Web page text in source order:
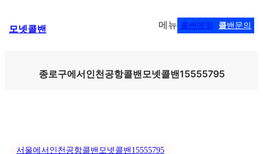
텐
모넷콜밴 메뉴 콜밴예약 콜밴문의
종로구에서인천공항콜밴모넷콜밴15555795
서울에서인천공항콜밴모넷콜밴15555795